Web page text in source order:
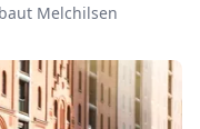
Melchilsen